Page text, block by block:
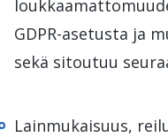
GDPR-asetusta ja
sekä sitoutuu
Lainmukaisuus,